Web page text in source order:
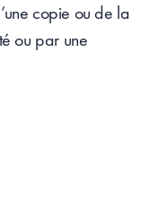
copie ou de la
ou par une